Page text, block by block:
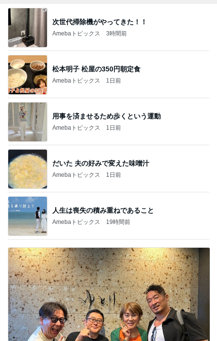
次世代掃除機がやってきた！！
Amebaトピックス 3時間前
松本明子 松屋の350円朝定食
Amebaトピックス 1日前
用事を済ませるため歩くという運動
Amebaトピックス 1日前
だいた 夫の好みで変えた味噌汁
Amebaトピックス 1日前
人生は喪失の積み重ねであること
Amebaトピックス 19時間前